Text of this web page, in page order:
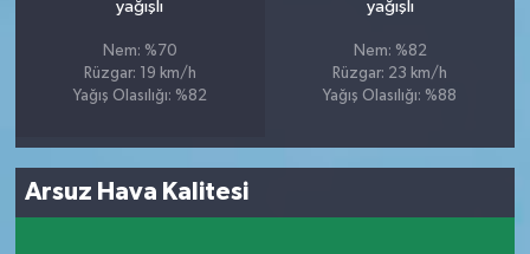
yağışlı
Nem: %70
Rüzgar: 19 km/h
Yağış Olasılığı: %82
yağışlı
Nem: %82
Rüzgar: 23 km/h
Yağış Olasılığı: %88
Arsuz Hava Kalitesi